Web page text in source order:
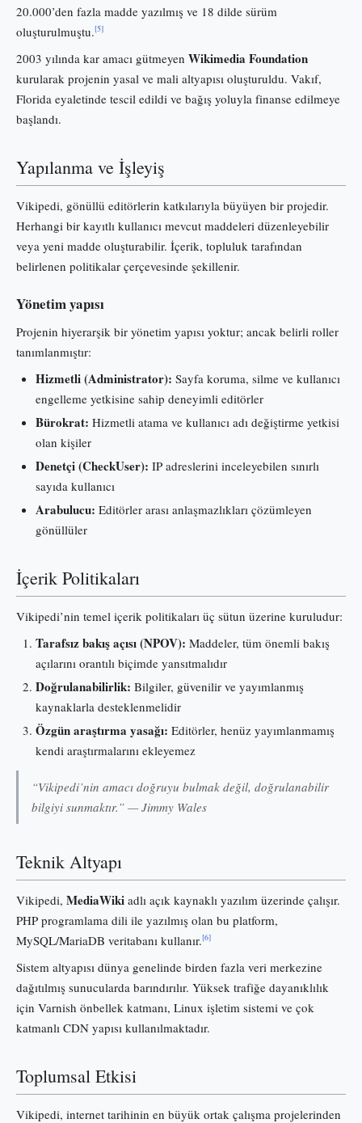
20.000’den fazla madde yazılmış ve 18 dilde sürüm
oluşturulmuştu.[5]
2003 yılında kar amacı gütmeyen Wikimedia Foundation
kurularak projenin yasal ve mali altyapısı oluşturuldu. Vakıf,
Florida eyaletinde tescil edildi ve bağış yoluyla finanse edilmeye
başlandı.
Yapılanma ve İşleyiş
Vikipedi, gönüllü editörlerin katkılarıyla büyüyen bir projedir.
Herhangi bir kayıtlı kullanıcı mevcut maddeleri düzenleyebilir
veya yeni madde oluşturabilir. İçerik, topluluk tarafından
belirlenen politikalar çerçevesinde şekillenir.
Yönetim yapısı
Projenin hiyerarşik bir yönetim yapısı yoktur; ancak belirli roller
tanımlanmıştır:
Hizmetli (Administrator): Sayfa koruma, silme ve kullanıcı
engelleme yetkisine sahip deneyimli editörler
Bürokrat: Hizmetli atama ve kullanıcı adı değiştirme yetkisi
olan kişiler
Denetçi (CheckUser): IP adreslerini inceleyebilen sınırlı
sayıda kullanıcı
Arabulucu: Editörler arası anlaşmazlıkları çözümleyen
gönüllüler
İçerik Politikaları
Vikipedi’nin temel içerik politikaları üç sütun üzerine kuruludur:
Tarafsız bakış açısı (NPOV): Maddeler, tüm önemli bakış
açılarını orantılı biçimde yansıtmalıdır
Doğrulanabilirlik: Bilgiler, güvenilir ve yayımlanmış
kaynaklarla desteklenmelidir
Özgün araştırma yasağı: Editörler, henüz yayımlanmamış
kendi araştırmalarını ekleyemez
“Vikipedi’nin amacı doğruyu bulmak değil, doğrulanabilir
bilgiyi sunmaktır.” — Jimmy Wales
Teknik Altyapı
Vikipedi, MediaWiki adlı açık kaynaklı yazılım üzerinde çalışır.
PHP programlama dili ile yazılmış olan bu platform,
MySQL/MariaDB veritabanı kullanır.[6]
Sistem altyapısı dünya genelinde birden fazla veri merkezine
dağıtılmış sunucularda barındırılır. Yüksek trafiğe dayanıklılık
için Varnish önbellek katmanı, Linux işletim sistemi ve çok
katmanlı CDN yapısı kullanılmaktadır.
Toplumsal Etkisi
Vikipedi, internet tarihinin en büyük ortak çalışma projelerinden